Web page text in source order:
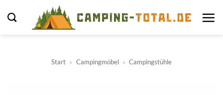
Inhalt
Start » Campingmöbel » Campingstühle